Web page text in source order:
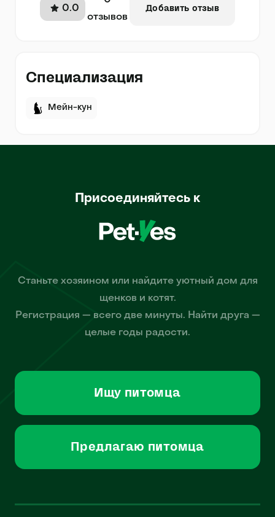
0.0
отзывов
Добавить отзыв
Специализация
Мейн-кун
Присоединяйтесь к
Станьте хозяином или найдите уютный дом для
щенков и котят.
Регистрация — всего две минуты. Найти друга —
целые годы радости.
Ищу питомца
Предлагаю питомца